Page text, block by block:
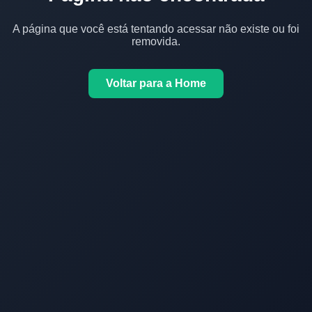
A página que você está tentando acessar não existe ou foi
removida.
Voltar para a Home